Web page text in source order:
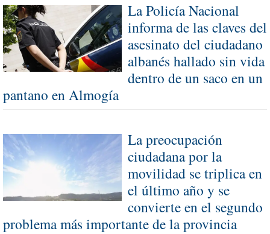
La Policía Nacional
informa de las claves del
asesinato del ciudadano
albanés hallado sin vida
dentro de un saco en un
pantano en Almogía
La preocupación
ciudadana por la
movilidad se triplica en
el último año y se
convierte en el segundo
problema más importante de la provincia